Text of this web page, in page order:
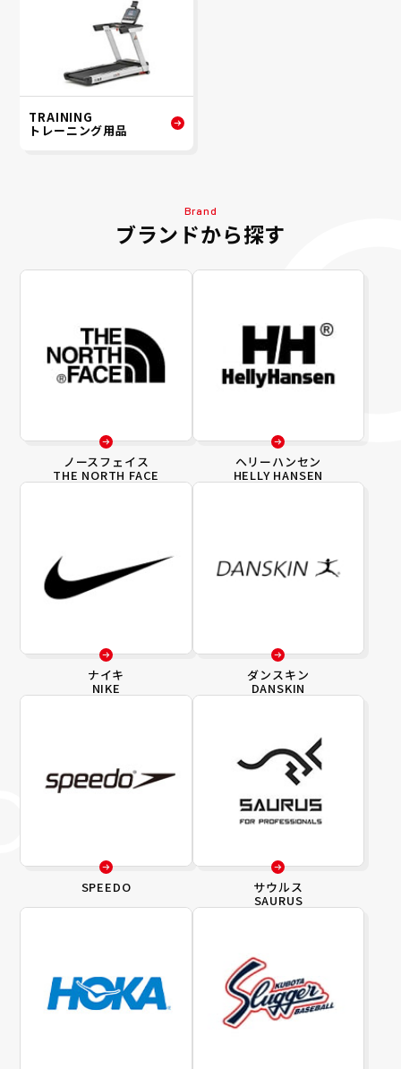
TRAINING
トレーニング用品
Brand
ブランドから探す
ノースフェイス
THE NORTH FACE
ヘリーハンセン
HELLY HANSEN
ナイキ
NIKE
ダンスキン
DANSKIN
SPEEDO サウルス
SAURUS